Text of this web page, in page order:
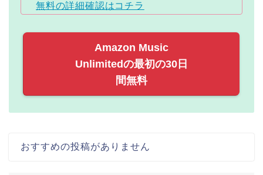
無料の詳細確認はコチラ
Amazon Music
Unlimitedの最初の30日
間無料
おすすめの投稿がありません